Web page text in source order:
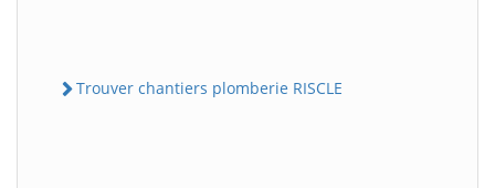
Trouver chantiers plomberie RISCLE